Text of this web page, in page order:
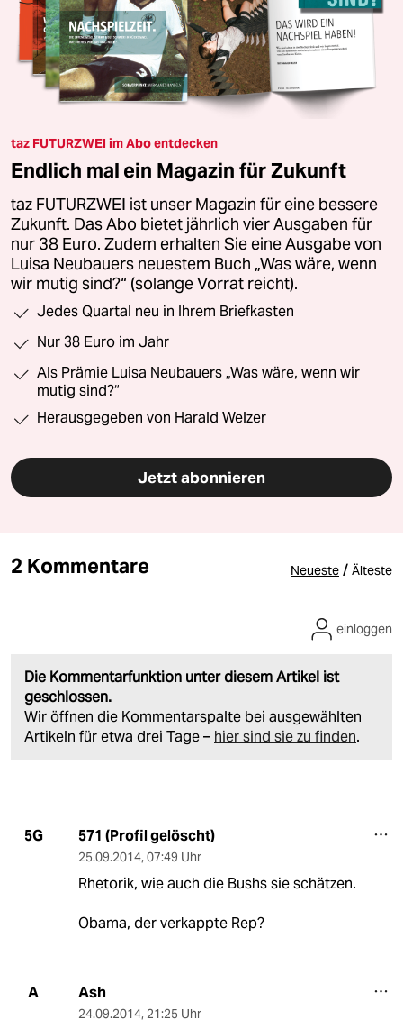
taz FUTURZWEI im Abo entdecken
Endlich mal ein Magazin für Zukunft
taz FUTURZWEI ist unser Magazin für eine bessere
Zukunft. Das Abo bietet jährlich vier Ausgaben für
nur 38 Euro. Zudem erhalten Sie eine Ausgabe von
Luisa Neubauers neuestem Buch „Was wäre, wenn
wir mutig sind?“ (solange Vorrat reicht).
Jedes Quartal neu in Ihrem Briefkasten
Nur 38 Euro im Jahr
Als Prämie Luisa Neubauers „Was wäre, wenn wir
mutig sind?“
Herausgegeben von Harald Welzer
Jetzt abonnieren
2 Kommentare Neueste / Älteste
Die Kommentarfunktion unter diesem Artikel ist
geschlossen.
Wir öffnen die Kommentarspalte bei ausgewählten
Artikeln für etwa drei Tage – hier sind sie zu finden.
einloggen
5G 571 (Profil gelöscht)
25.09.2014, 07:49 Uhr
Rhetorik, wie auch die Bushs sie schätzen.
Obama, der verkappte Rep?
A Ash
24.09.2014, 21:25 Uhr